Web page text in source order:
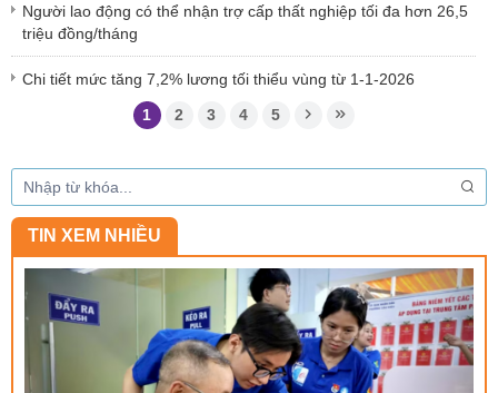
Người lao động có thể nhận trợ cấp thất nghiệp tối đa hơn 26,5
triệu đồng/tháng
Chi tiết mức tăng 7,2% lương tối thiểu vùng từ 1-1-2026
1 2 3 4 5
TIN XEM NHIỀU